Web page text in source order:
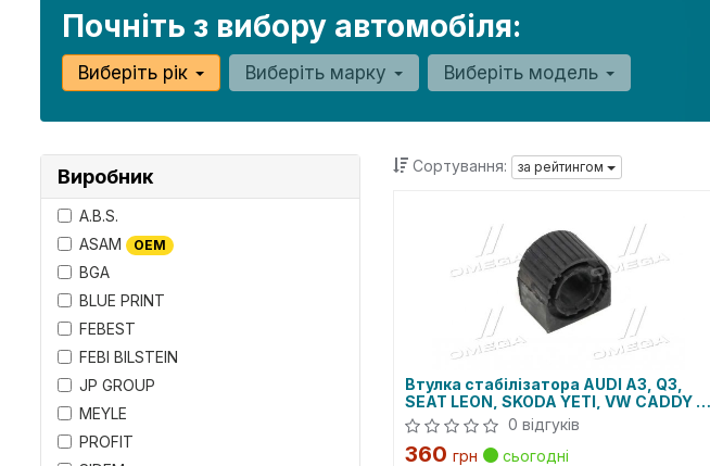
Почніть з вибору автомобіля:
Виберіть рік Виберіть марку Виберіть модель
Виробник
A.B.S.
ASAM
OEM
BGA
BLUE PRINT
FEBEST
FEBI BILSTEIN
JP GROUP
MEYLE
PROFIT
Сортування: за рейтингом
Втулка стабілізатора AUDI A3, Q3,
SEAT LEON, SKODA YETI, VW CADDY III
03-перед. міст (Вир-во SIDEM)
0 відгуків
360 грн
сьогодні